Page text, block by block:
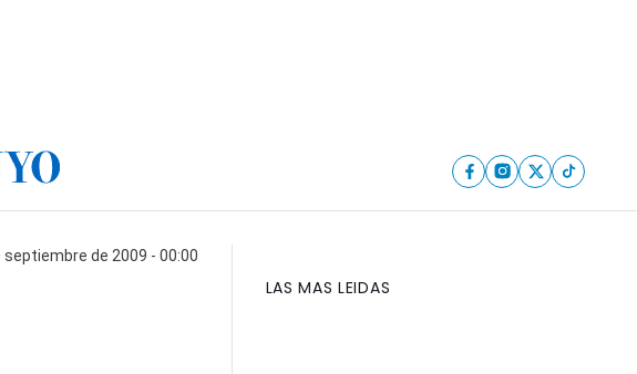
septiembre de 2009 - 00:00
LAS MAS LEIDAS